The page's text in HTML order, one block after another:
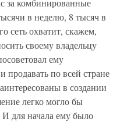
за комбинированные
в неделю, 8 тысяч в
сеть охватит, скажем,
своему владельцу
ему
продавать по всей стране
в создании
легко могло бы
И для начала ему было